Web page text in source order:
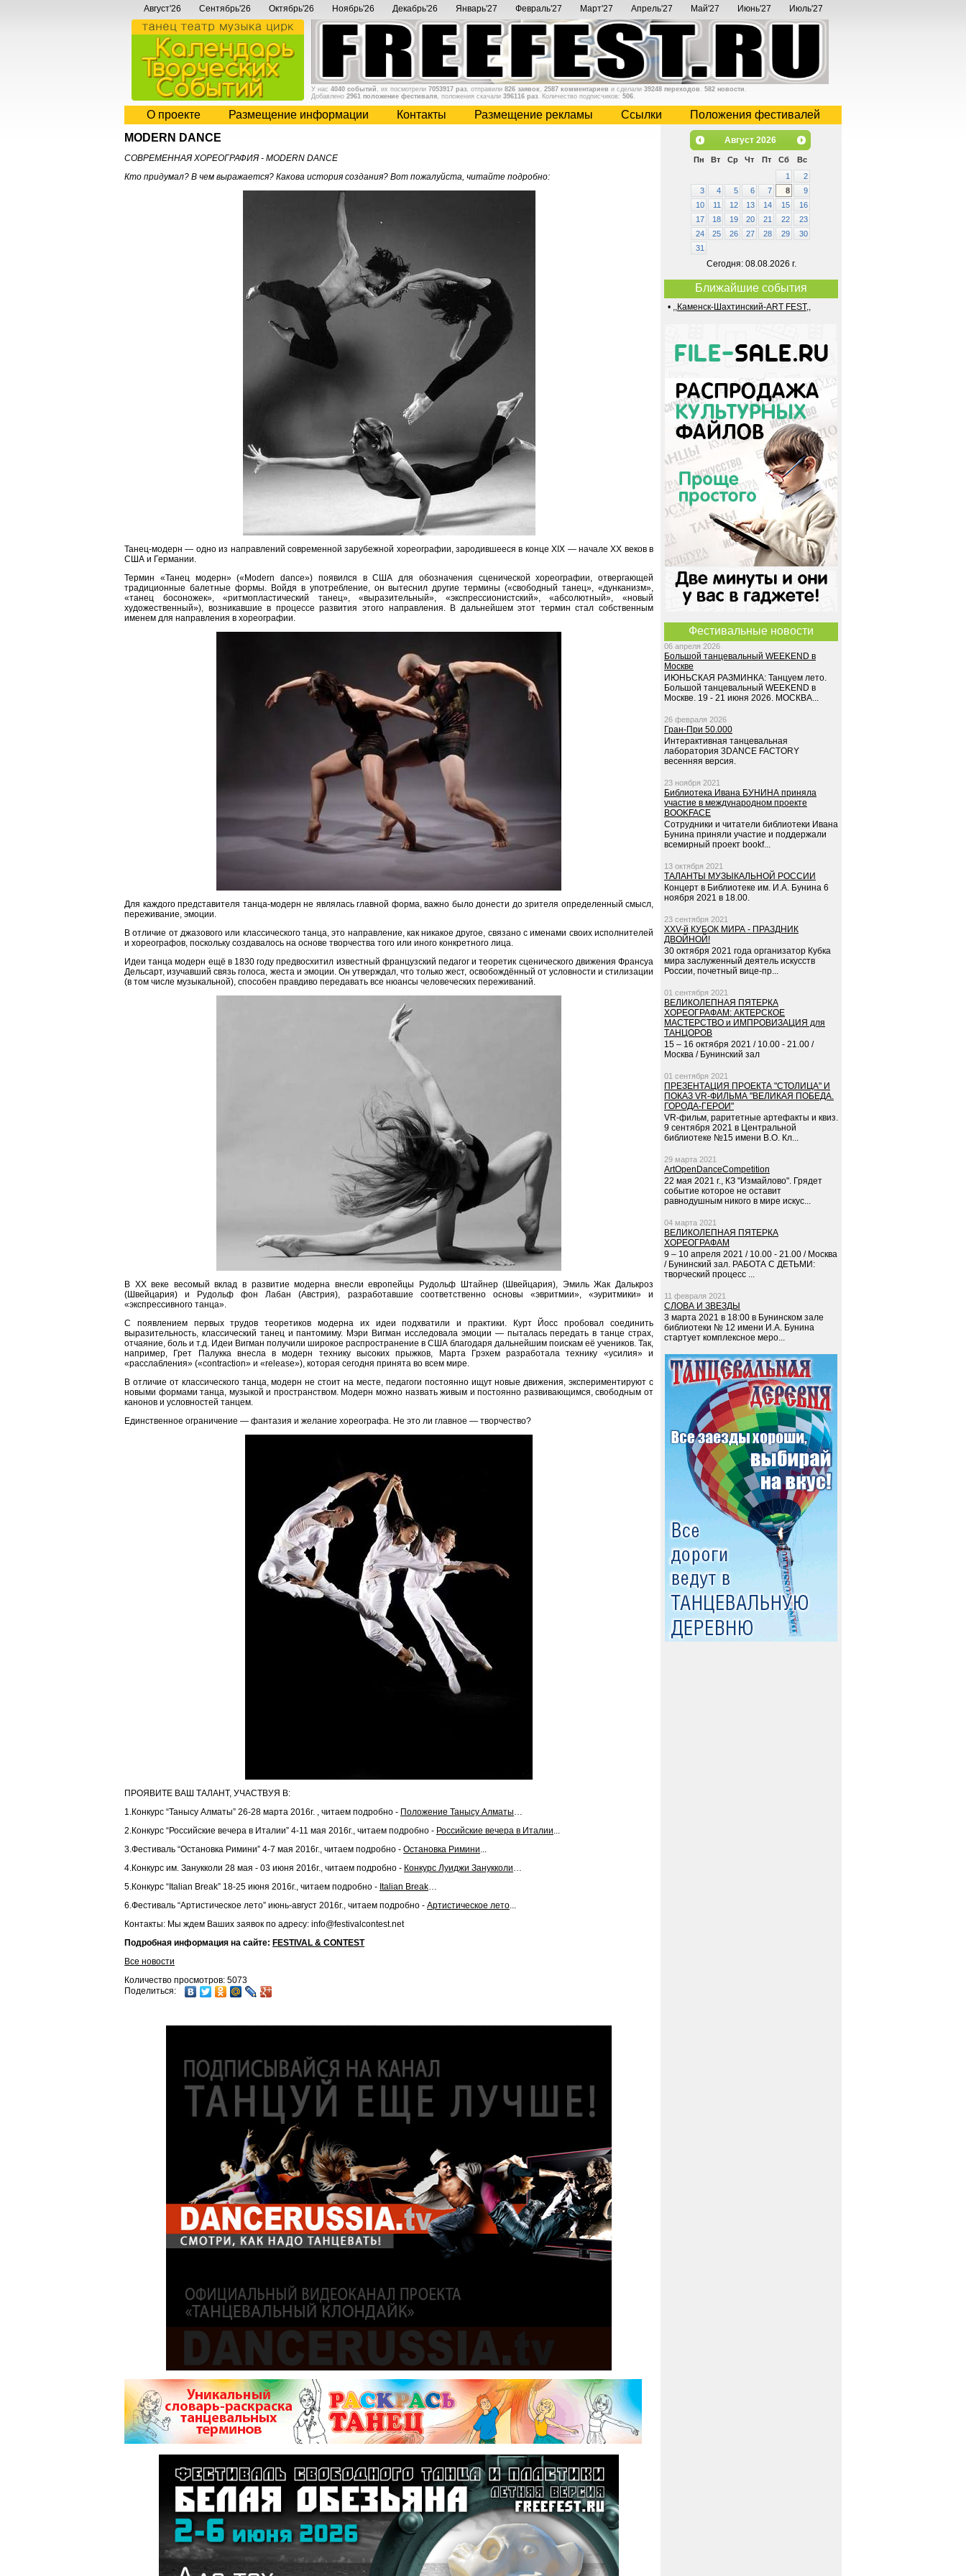
Август'26 Сентябрь'26 Октябрь'26 Ноябрь'26 Декабрь'26 Январь'27 Февраль'27 Март'27 Апрель'27 Май'27 Июнь'27 Июль'27
У нас 4040 событий , их посмотрели 7053917 раз, отправили 826 заявок, 2587 комментариев и сделали 39248 переходов . 582 новости .
Добавлено 2961 положение фестиваля, положения скачали 396116 раз. Количество подписчиков: 506.
О проекте Размещение информации Контакты Размещение рекламы Cсылки
Положения фестивалей
MODERN DANCE
СОВРЕМЕННАЯ ХОРЕОГРАФИЯ - MODERN DANCE
Кто придумал? В чем выражается? Какова история создания? Вот пожалуйста, читайте подробно:
Танец-модерн — одно из направлений современной зарубежной хореографии, зародившееся в конце XIX — начале XX веков в
США и Германии.
Термин «Танец модерн» («Modern dance») появился в США для обозначения сценической хореографии, отвергающей
традиционные балетные формы. Войдя в употребление, он вытеснил другие термины («свободный танец», «дунканизм»,
«танец босоножек», «ритмопластический танец», «выразительный», «экспрессионистский», «абсолютный», «новый
художественный»), возникавшие в процессе развития этого направления. В дальнейшем этот термин стал собственным
именем для направления в хореографии.
Для каждого представителя танца-модерн не являлась главной форма, важно было донести до зрителя определенный смысл,
переживание, эмоции.
В отличие от джазового или классического танца, это направление, как никакое другое, связано с именами своих исполнителей
и хореографов, поскольку создавалось на основе творчества того или иного конкретного лица.
Идеи танца модерн ещё в 1830 году предвосхитил известный французский педагог и теоретик сценического движения Франсуа
Дельсарт, изучавший связь голоса, жеста и эмоции. Он утверждал, что только жест, освобождённый от условности и стилизации
(в том числе музыкальной), способен правдиво передавать все нюансы человеческих переживаний.
В XX веке весомый вклад в развитие модерна внесли европейцы Рудольф Штайнер (Швейцария), Эмиль Жак Далькроз
(Швейцария) и Рудольф фон Лабан (Австрия), разработавшие соответственно основы «эвритмии», «эуритмики» и
«экспрессивного танца».
С появлением первых трудов теоретиков модерна их идеи подхватили и практики. Курт Йосс пробовал соединить
выразительность, классический танец и пантомиму. Мэри Вигман исследовала эмоции — пыталась передать в танце страх,
отчаяние, боль и т.д. Идеи Вигман получили широкое распространение в США благодаря дальнейшим поискам её учеников. Так,
например, Грет Палукка внесла в модерн технику высоких прыжков, Марта Грэхем разработала технику «усилия» и
«расслабления» («contraction» и «release»), которая сегодня принята во всем мире.
В отличие от классического танца, модерн не стоит на месте, педагоги постоянно ищут новые движения, экспериментируют с
новыми формами танца, музыкой и пространством. Модерн можно назвать живым и постоянно развивающимся, свободным от
канонов и условностей танцем.
Единственное ограничение — фантазия и желание хореографа. Не это ли главное — творчество?
ПРОЯВИТЕ ВАШ ТАЛАНТ, УЧАСТВУЯ В:
1.Конкурс “Танысу Алматы” 26-28 марта 2016г. , читаем подробно - Положение Танысу Алматы…
2.Конкурс “Российские вечера в Италии” 4-11 мая 2016г., читаем подробно - Российские вечера в Италии...
3.Фестиваль “Остановка Римини” 4-7 мая 2016г., читаем подробно - Остановка Римини...
4.Конкурс им. Занукколи 28 мая - 03 июня 2016г., читаем подробно - Конкурс Луиджи Занукколи…
5.Конкурс “Italian Break” 18-25 июня 2016г., читаем подробно - Italian Break…
6.Фестиваль “Артистическое лето” июнь-август 2016г., читаем подробно - Артистическое лето...
Контакты: Мы ждем Ваших заявок по адресу: info@festivalcontest.net
Подробная информация на сайте: FESTIVAL & CONTEST
Все новости
Количество просмотров: 5073
Поделиться:
Август 2026
Пн Вт Ср Чт Пт Сб
Вс
1
2
3
4 5 6 7 8
9
10
11 12 13 14 15
16
17
18 19 20 21 22
23
24
25 26 27 28 29
30
31
Сегодня: 08.08.2026 г.
Ближайшие события
• ,,Каменск-Шахтинский-ART FEST,,
Фестивальные новости
06 апреля 2026
Большой танцевальный WEEKEND в
Москве
ИЮНЬСКАЯ РАЗМИНКА: Танцуем лето.
Большой танцевальный WEEKEND в
Москве. 19 - 21 июня 2026. МОСКВА...
26 февраля 2026
Гран-При 50.000
Интерактивная танцевальная
лаборатория 3DANCE FACTORY
весенняя версия.
23 ноября 2021
Библиотека Ивана БУНИНА приняла
участие в международном проекте
BOOKFACE
Сотрудники и читатели библиотеки Ивана
Бунина приняли участие и поддержали
всемирный проект bookf...
13 октября 2021
ТАЛАНТЫ МУЗЫКАЛЬНОЙ РОССИИ
Концерт в Библиотеке им. И.А. Бунина 6
ноября 2021 в 18.00.
23 сентября 2021
XXV-й КУБОК МИРА - ПРАЗДНИК
ДВОЙНОЙ!
30 октября 2021 года организатор Кубка
мира заслуженный деятель искусств
России, почетный вице-пр...
01 сентября 2021
ВЕЛИКОЛЕПНАЯ ПЯТЕРКА
ХОРЕОГРАФАМ: АКТЕРСКОЕ
МАСТЕРСТВО и ИМПРОВИЗАЦИЯ для
ТАНЦОРОВ
15 – 16 октября 2021 / 10.00 - 21.00 /
Москва / Бунинский зал
01 сентября 2021
ПРЕЗЕНТАЦИЯ ПРОЕКТА "СТОЛИЦА" И
ПОКАЗ VR-ФИЛЬМА "ВЕЛИКАЯ ПОБЕДА.
ГОРОДА-ГЕРОИ"
VR-фильм, раритетные артефакты и квиз.
9 сентября 2021 в Центральной
библиотеке №15 имени В.О. Кл...
29 марта 2021
ArtOpenDanceCompetition
22 мая 2021 г., КЗ "Измайлово". Грядет
событие которое не оставит
равнодушным никого в мире искус...
04 марта 2021
ВЕЛИКОЛЕПНАЯ ПЯТЕРКА
ХОРЕОГРАФАМ
9 – 10 апреля 2021 / 10.00 - 21.00 / Москва
/ Бунинский зал. РАБОТА С ДЕТЬМИ:
творческий процесс ...
11 февраля 2021
СЛОВА И ЗВЕЗДЫ
3 марта 2021 в 18:00 в Бунинском зале
библиотеки № 12 имени И.А. Бунина
стартует комплексное меро...